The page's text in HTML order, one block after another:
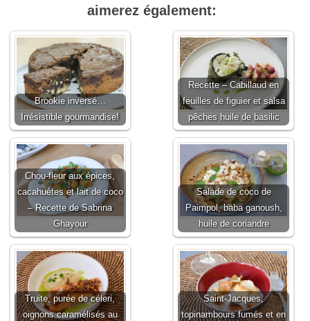
aimerez également:
Brookie inversé…
Irrésistible gourmandise!
Recette – Cabillaud en
feuilles de figuier et salsa
pêches huile de basilic
Chou-fleur aux épices,
cacahuètes et lait de coco
– Recette de Sabrina
Ghayour
Salade de coco de
Paimpol, baba ganoush,
huile de coriandre
Truite, purée de céleri,
oignons caramélisés au
Saint-Jacques,
topinambours fumés et en